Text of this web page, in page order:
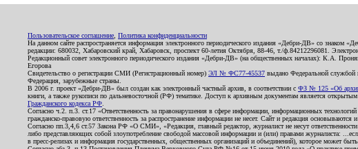
Пользовательское соглашение Политика конфиденциальности
На данном сайте распространяется информация электронного периодического издания «Дебри-ДВ» со
редакции: 680032, Хабаровский край, Хабаровск, проспект 60-летия Октября, 88-46, т./ф.84212296081.
Редакционный совет электронного периодического издания «Дебри-ДВ» (на общественных
Егорова
Свидетельство о регистрации СМИ (Регистрационный номер) ЭЛ № ФС77-45537 выдано Федеральной службой
Федерация, зарубежные страны.
В 2006 г. проект «Дебри-ДВ» был создан как электронный частный архив, в соответствии с ФЗ № 125 «Об
книги, а также рукописи по дальневосточной (РФ) тематике. Доступ к архивным документам является
Гражданского кодекса РФ
Согласно ч.2. п.3. ст.17 «Ответственность за правонарушения в сфере информации, информационных
гражданско-правовую ответственность за распространение информации не несет. Сайт и редакция
Согласно пп.3,4,6 ст.57 Закона РФ «О СМИ», «Редакция, главный редактор, журналист не несут
либо представляющих собой злоупотребление свободой массовой информации и (или) правами журналиста:
в пресс-релизах и информация государственных, общественных организаций и объединений), которое может